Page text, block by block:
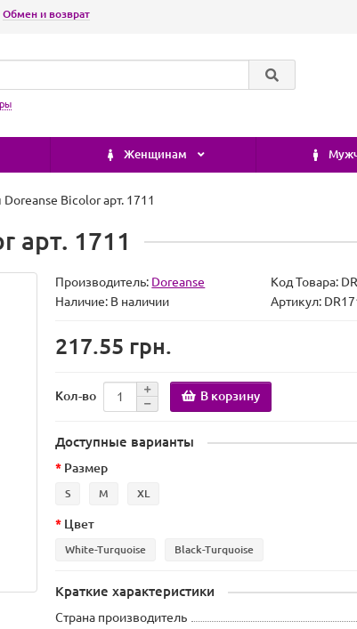
Обмен и возврат
Женщинам
Bicolor арт. 1711
арт. 1711
Производитель: Doreanse Код Товара:
Наличие: В наличии Артикул:
217.55 грн.
Кол-во В корзину
Доступные варианты
Размер
S M XL
Цвет
White-Turquoise Black-Turquoise
Краткие характеристики
Страна производитель